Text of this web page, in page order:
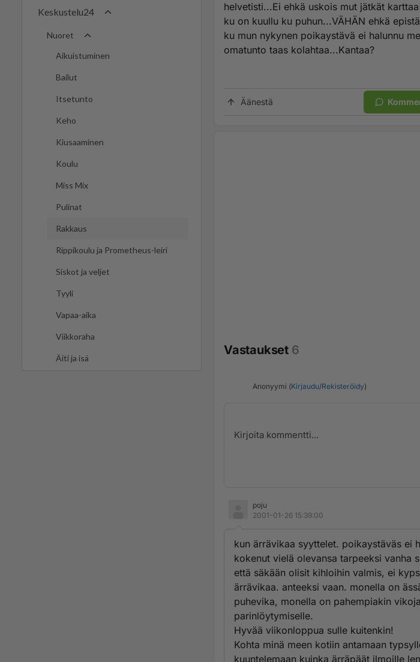
Keskustelu24
Nuoret
Aikuistuminen
Bailut
Itsetunto
Keho
Kiusaaminen
Koulu
Miss Mix
Pulinat
Rakkaus
Rippikoulu ja Prometheus-leiri
Siskot ja veljet
Tyyli
Vapaa-aika
Viikkoraha
Äiti ja isä
helvetisti...Ei ehkä uskois mut jätkät
ku on kuullu ku puhun...VÄHÄN ehkä
ku mun nykynen poikaystävä ei halunnu
omatunto taas kolahtaa...Kantaa?
Äänestä
Vastaukset 6
Anonyymi (Kirjaudu/Rekisteröidy)
poju
2001-01-26 15:39:00
kun ärrävikaa syyttelet. poikaystäväs ei
kokenut vielä olevansa tarpeeksi vanha
että säkään olisit kihloihin valmis, ei
ärrävikaa. anteeksi vaan. monella on
puhevika, monella on pahempiakin
parinlöytymiselle.
Hyvää viikonloppua sulle kuitenkin!
Kohta minä meen kotiin antamaan
kuuntelemaan kuinka ärräpäät ilmoille